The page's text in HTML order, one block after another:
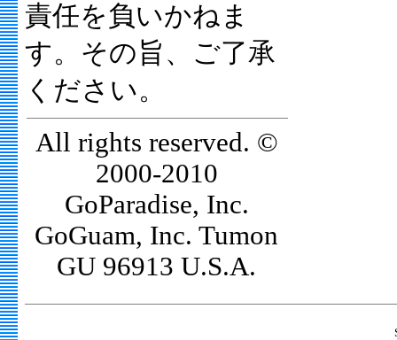
責任を負いかねま
す。その旨、ご了承
ください。
All rights reserved. ©
2000-2010
GoParadise, Inc.
GoGuam, Inc. Tumon
GU 96913 U.S.A.